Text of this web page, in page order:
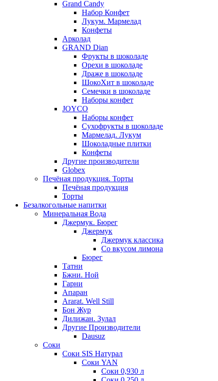
Grand Candy
Набор Конфет
Лукум. Мармелад
Конфеты
Арколад
GRAND Dian
Фрукты в шоколаде
Орехи в шоколаде
Драже в шоколаде
ШокоХит в шоколаде
Семечки в шоколаде
Наборы конфет
JOYCO
Наборы конфет
Сухофрукты в шоколаде
Мармелад. Лукум
Шоколадные плитки
Конфеты
Другие производители
Globex
Печёная продукция. Торты
Печёная продукция
Торты
Безалкогольные напитки
Минеральная Вода
Джермук. Бюрег
Джермук
Джермук классика
Со вкусом лимона
Бюрег
Татни
Бжни. Ной
Гарни
Апаран
Ararat. Well Still
Бон Жур
Дилижан. Зулал
Другие Производители
Dausuz
Соки
Соки SIS Натурал
Соки YAN
Соки 0,930 л